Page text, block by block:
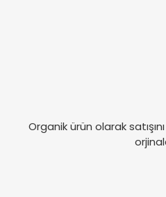
Organik ürün olarak